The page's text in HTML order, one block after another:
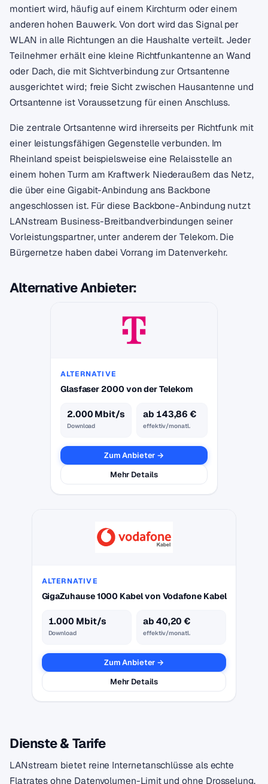
montiert wird, häufig auf einem Kirchturm oder einem
anderen hohen Bauwerk. Von dort wird das Signal per
WLAN in alle Richtungen an die Haushalte verteilt. Jeder
Teilnehmer erhält eine kleine Richtfunkantenne an Wand
oder Dach, die mit Sichtverbindung zur Ortsantenne
ausgerichtet wird; freie Sicht zwischen Hausantenne und
Ortsantenne ist Voraussetzung für einen Anschluss.
Die zentrale Ortsantenne wird ihrerseits per Richtfunk mit
einer leistungsfähigen Gegenstelle verbunden. Im
Rheinland speist beispielsweise eine Relaisstelle an
einem hohen Turm am Kraftwerk Niederaußem das Netz,
die über eine Gigabit-Anbindung ans Backbone
angeschlossen ist. Für diese Backbone-Anbindung nutzt
LANstream Business-Breitbandverbindungen seiner
Vorleistungspartner, unter anderem der Telekom. Die
Bürgernetze haben dabei Vorrang im Datenverkehr.
Alternative Anbieter:
ALTERNATIVE
Glasfaser 2000 von der Telekom
2.000 Mbit/s
Download
ab 143,86 €
effektiv/monatl.
Zum Anbieter →
Mehr Details
ALTERNATIVE
GigaZuhause 1000 Kabel von Vodafone Kabel
1.000 Mbit/s
Download
ab 40,20 €
effektiv/monatl.
Zum Anbieter →
Mehr Details
Dienste & Tarife
LANstream bietet reine Internetanschlüsse als echte
Flatrates ohne Datenvolumen-Limit und ohne Drosselung.